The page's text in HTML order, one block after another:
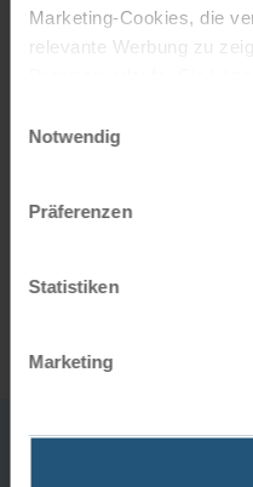
Marketing-Cookies, die
relevante Werbung zu
entscheiden, nur
Impressum
Notwendig
Präferenzen
Statistiken
Marketing
With a
perfect gift.